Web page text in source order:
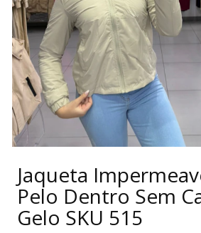
Jaqueta
Pelo Dentro Sem
Gelo SKU 515